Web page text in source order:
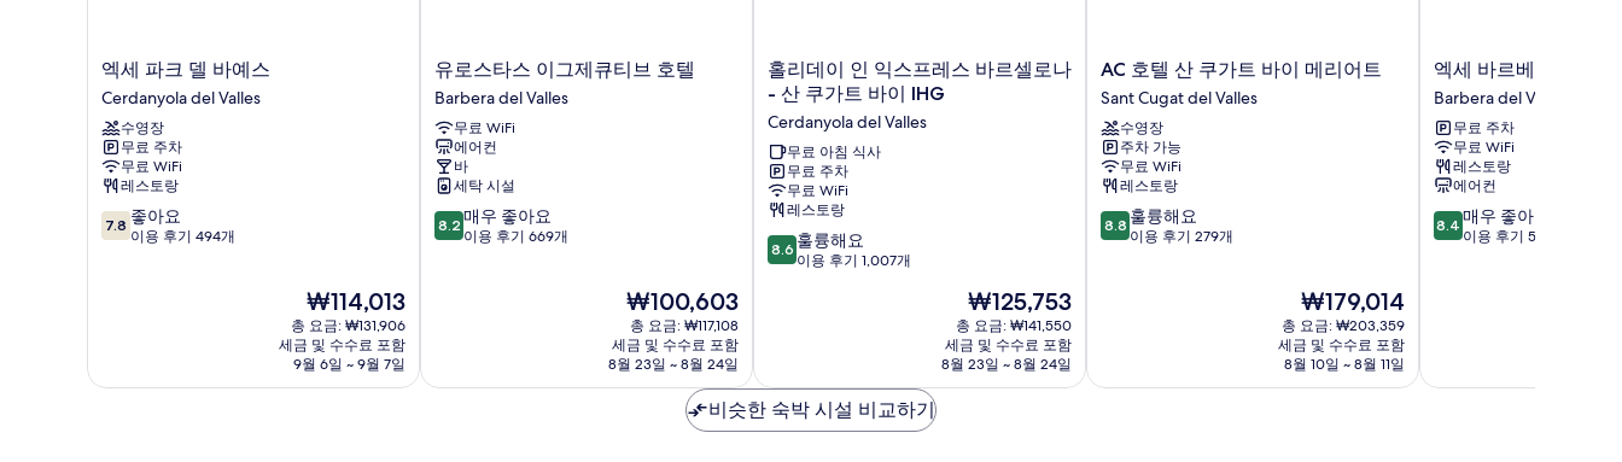
엑
세
파
크
델
바
예
스
Cerdanyola
엑세 파크 델 바예스
Cerdanyola del Valles
수영장
무료 주차
무료 WiFi
레스토랑
10
점
아
7.8 좋아요
이용 후기 494개
현
재
요
금
₩114,013
₩114,013
총 요금: ₩131,906
세금 및 수수료 포함
9월 6일 ~ 9월 7일
유
로
스
타
스
이
그
제
큐
Valles
유로스타스 이그제큐티브 호텔
Barbera del Valles
무료 WiFi
에어컨
바
세탁 시설
10
점
우
8.2 매우 좋아요
이용 후기 669개
현
재
요
금
₩100,603
₩100,603
총 요금: ₩117,108
세금 및 수수료 포함
8월 23일 ~ 8월 24일
홀
이
인
익
스
프
레
스
-
산
쿠
홀리데이 인 익스프레스 바르셀로나
- 산 쿠가트 바이 IHG
Cerdanyola del Valles
무료 아침 식사
무료 주차
무료 WiFi
레스토랑
10
점
훌
륭
해
8.6 훌륭해요
이용 후기 1,007개
현
재
요
금
₩125,753
₩125,753
총 요금: ₩141,550
세금 및 수수료 포함
8월 23일 ~ 8월 24일
AC
호
텔
산
쿠
가
트
바
이
del
AC 호텔 산 쿠가트 바이 메리어트
Sant Cugat del Valles
수영장
주차 가능
무료 WiFi
레스토랑
10
점
륭
8.8 훌륭해요
이용 후기 279개
현
재
요
금
₩179,014
₩179,014
총 요금: ₩203,359
세금 및 수수료 포함
8월 10일 ~ 8월 11일
엑
세
바
르
베
라
파
크
Barbera
엑세 바르베라 파크
Barbera del Valles
무료 주차
무료 WiFi
레스토랑
에어컨
10
점
우
8.4 매우 좋아요
이용 후기 578개
비슷한 숙박 시설 비교하기